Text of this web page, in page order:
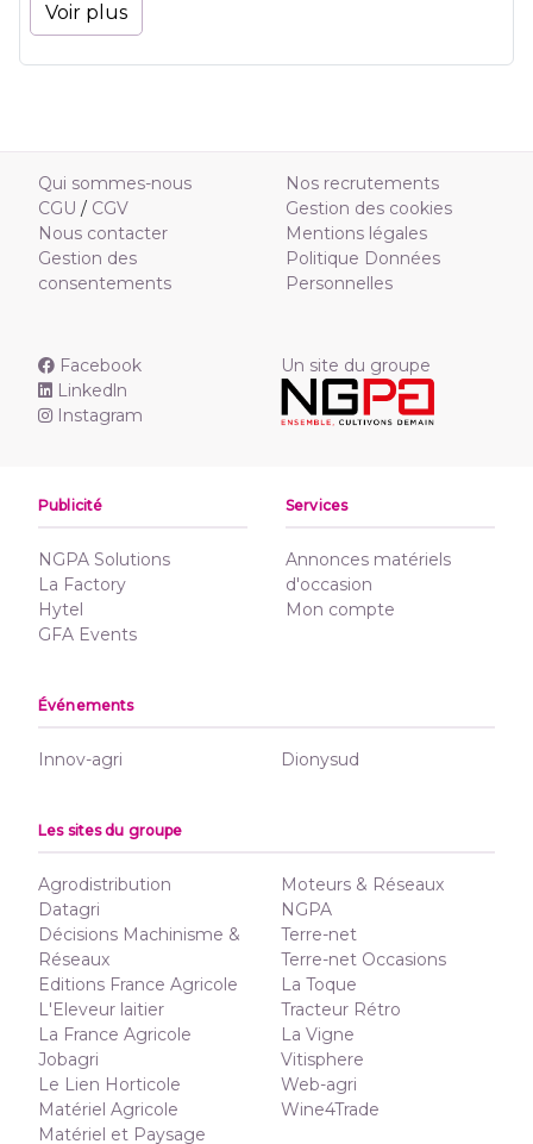
Voir plus
Qui sommes-nous
CGU / CGV
Nous contacter
Gestion des
consentements
Nos recrutements
Gestion des cookies
Mentions légales
Politique Données
Personnelles
Facebook
Linkedln
Instagram
Un site du groupe
Publicité
NGPA Solutions
La Factory
Hytel
GFA Events
Services
Annonces matériels
d'occasion
Mon compte
Événements
Innov-agri Dionysud
Les sites du groupe
Agrodistribution
Datagri
Décisions Machinisme &
Réseaux
Editions France Agricole
L'Eleveur laitier
La France Agricole
Jobagri
Le Lien Horticole
Matériel Agricole
Matériel et Paysage
Moteurs & Réseaux
NGPA
Terre-net
Terre-net Occasions
La Toque
Tracteur Rétro
La Vigne
Vitisphere
Web-agri
Wine4Trade